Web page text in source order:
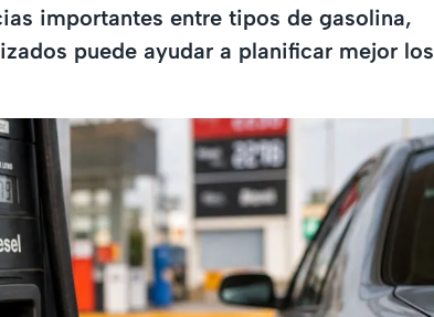
importantes entre tipos de gasolina,
puede ayudar a planificar mejor los